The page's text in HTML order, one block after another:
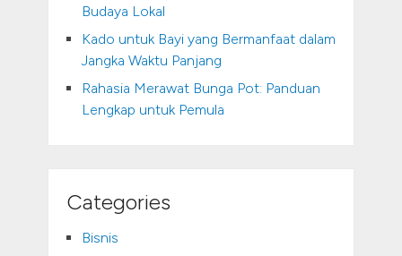
Budaya Lokal
Kado untuk Bayi yang Bermanfaat dalam
Jangka Waktu Panjang
Rahasia Merawat Bunga Pot: Panduan
Lengkap untuk Pemula
Categories
Bisnis